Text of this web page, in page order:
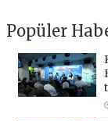
Popüler